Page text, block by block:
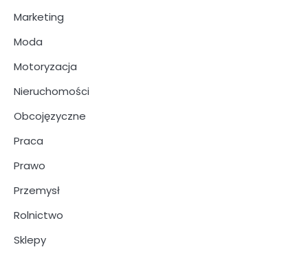
Marketing
Moda
Motoryzacja
Nieruchomości
Obcojęzyczne
Praca
Prawo
Przemysł
Rolnictwo
Sklepy